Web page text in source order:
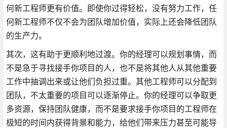
何新工程师更有价值。即使你过得轻松，没有努力工作，任
何新工程师不仅不会为团队增加价值，实际上还会降低团队
的生产力。
其次，这有助于更顺利地过渡。你的经理可以规划事情，而
不是急于寻找接手你项目的人，也不是将其他人从其他重要
工作中抽调出来或让他们负担过重。其他工程师可以分配到
团队，不太重要的项目可以逐渐停止。你的经理可以争取更
多资源，保持团队健康，而不是要求接手你项目的工程师在
极短的时间内获得背景和能力，给他们带来压力甚至可能导